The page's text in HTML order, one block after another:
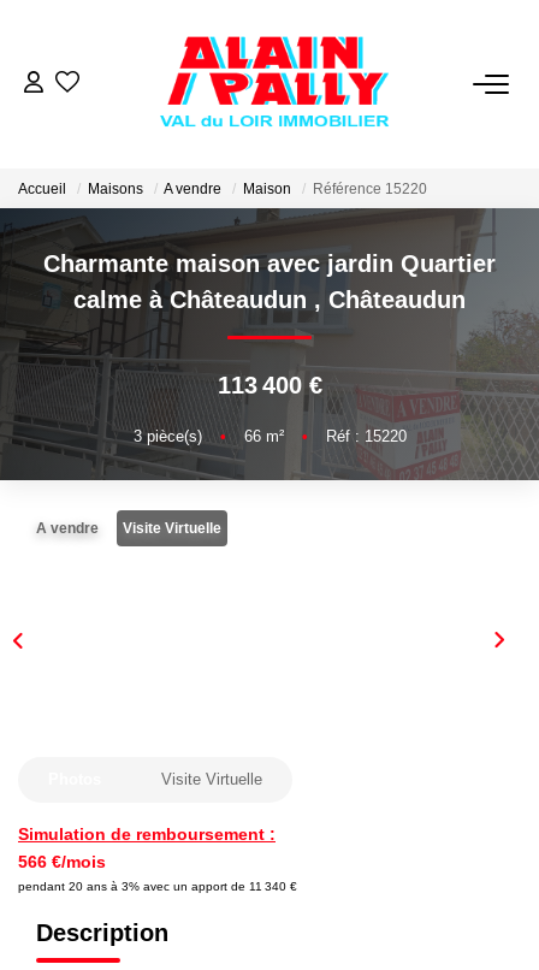
VENTE
LOCATION
GESTION
DERNIERES VENTES
NOS AGENCES
Qui Sommes Nous
Notre Équipe
Nous Rejoindre
Accueil Maisons A vendre Maison Référence 15220
Charmante maison avec jardin Quartier
calme à Châteaudun , Châteaudun
113 400 €
3pièce(s) • 66m² • Réf : 15220
A vendre Visite Virtuelle
Simulation de remboursement :
566 €/mois
pendant 20 ans à 3% avec un apport de 11 340 €
Visite Virtuelle
Description